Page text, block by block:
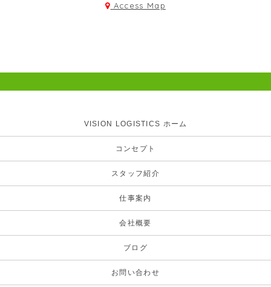
Access Map
VISION LOGISTICS ホーム
コンセプト
スタッフ紹介
仕事案内
会社概要
ブログ
お問い合わせ